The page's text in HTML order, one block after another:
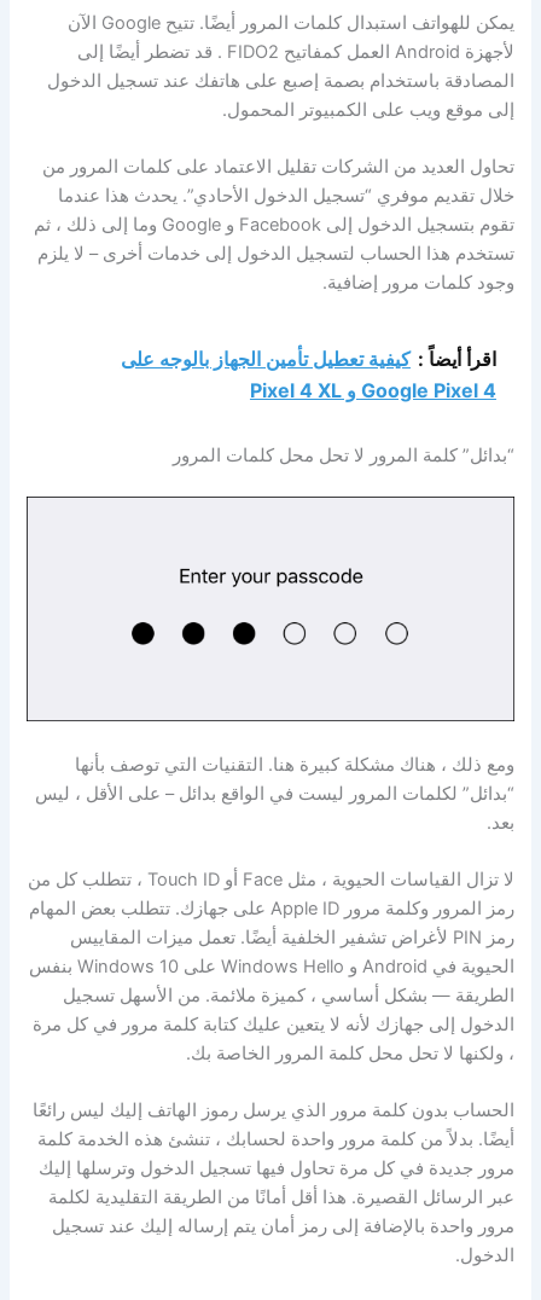
يمكن للهواتف استبدال كلمات المرور أيضًا. تتيح Google الآن
لأجهزة Android العمل كمفاتيح FIDO2 . قد تضطر أيضًا إلى
المصادقة باستخدام بصمة إصبع على هاتفك عند تسجيل الدخول
إلى موقع ويب على الكمبيوتر المحمول.
تحاول العديد من الشركات تقليل الاعتماد على كلمات المرور من
خلال تقديم موفري “تسجيل الدخول الأحادي”. يحدث هذا عندما
تقوم بتسجيل الدخول إلى Facebook و Google وما إلى ذلك ، ثم
تستخدم هذا الحساب لتسجيل الدخول إلى خدمات أخرى – لا يلزم
وجود كلمات مرور إضافية.
اقرأ أيضاً : كيفية تعطيل تأمين الجهاز بالوجه على
Google Pixel 4 و Pixel 4 XL
“بدائل” كلمة المرور لا تحل محل كلمات المرور
ومع ذلك ، هناك مشكلة كبيرة هنا. التقنيات التي توصف بأنها
“بدائل” لكلمات المرور ليست في الواقع بدائل – على الأقل ، ليس
بعد.
لا تزال القياسات الحيوية ، مثل Face أو Touch ID ، تتطلب كل من
رمز المرور وكلمة مرور Apple ID على جهازك. تتطلب بعض المهام
رمز PIN لأغراض تشفير الخلفية أيضًا. تعمل ميزات المقاييس
الحيوية في Android و Windows Hello على Windows 10 بنفس
الطريقة — بشكل أساسي ، كميزة ملائمة. من الأسهل تسجيل
الدخول إلى جهازك لأنه لا يتعين عليك كتابة كلمة مرور في كل مرة
، ولكنها لا تحل محل كلمة المرور الخاصة بك.
الحساب بدون كلمة مرور الذي يرسل رموز الهاتف إليك ليس رائعًا
أيضًا. بدلاً من كلمة مرور واحدة لحسابك ، تنشئ هذه الخدمة كلمة
مرور جديدة في كل مرة تحاول فيها تسجيل الدخول وترسلها إليك
عبر الرسائل القصيرة. هذا أقل أمانًا من الطريقة التقليدية لكلمة
مرور واحدة بالإضافة إلى رمز أمان يتم إرساله إليك عند تسجيل
الدخول.